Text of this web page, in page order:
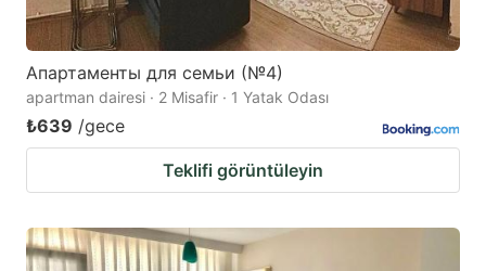
Апартаменты для семьи (№4)
apartman dairesi · 2 Misafir · 1 Yatak Odası
₺639 /gece
Teklifi görüntüleyin